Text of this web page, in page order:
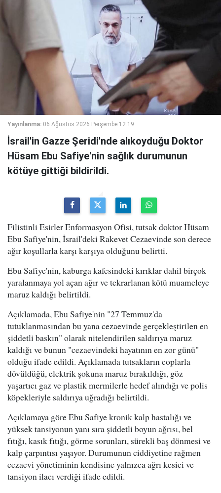
Yayınlanma: 06 Ağustos 2026 Perşembe 12:19
İsrail'in Gazze Şeridi'nde alıkoyduğu Doktor
Hüsam Ebu Safiye'nin sağlık durumunun
kötüye gittiği bildirildi.
Filistinli Esirler Enformasyon Ofisi, tutsak doktor Hüsam
Ebu Safiye'nin, İsrail'deki Rakevet Cezaevinde son derece
ağır koşullarla karşı karşıya olduğunu belirtti.
Ebu Safiye'nin, kaburga kafesindeki kırıklar dahil birçok
yaralanmaya yol açan ağır ve tekrarlanan kötü muameleye
maruz kaldığı belirtildi.
Açıklamada, Ebu Safiye'nin "27 Temmuz'da
tutuklanmasından bu yana cezaevinde gerçekleştirilen en
şiddetli baskın" olarak nitelendirilen saldırıya maruz
kaldığı ve bunun "cezaevindeki hayatının en zor günü"
olduğu ifade edildi. Açıklamada tutsakların coplarla
dövüldüğü, elektrik şokuna maruz bırakıldığı, göz
yaşartıcı gaz ve plastik mermilerle hedef alındığı ve polis
köpekleriyle saldırıya uğradığı belirtildi.
Açıklamaya göre Ebu Safiye kronik kalp hastalığı ve
yüksek tansiyonun yanı sıra şiddetli boyun ağrısı, bel
fıtığı, kasık fıtığı, görme sorunları, sürekli baş dönmesi ve
kalp çarpıntısı yaşıyor. Durumunun ciddiyetine rağmen
cezaevi yönetiminin kendisine yalnızca ağrı kesici ve
tansiyon ilacı verdiği ifade edildi.